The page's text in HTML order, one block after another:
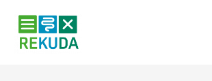
Inhalt
springen